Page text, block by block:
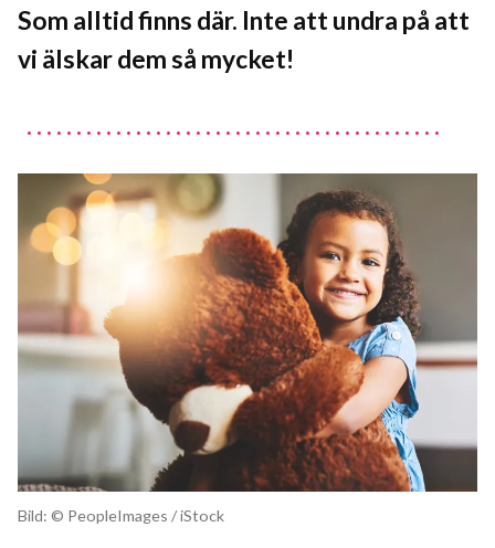
Som alltid finns där. Inte att undra på att
vi älskar dem så mycket!
Bild: © PeopleImages / iStock